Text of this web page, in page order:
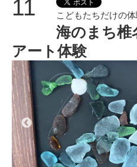
11 こどもたちだけの
海のまち椎
アート体験